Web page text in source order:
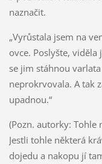
naznačit.
„Vyrůstala jsem na
ovce. Poslyšte, viděla
se jim stáhnou
neprokrvovala. A tak
upadnou.“
(Pozn. autorky: Tohle
Jestli tohle některá
dojedu a nakopu jí